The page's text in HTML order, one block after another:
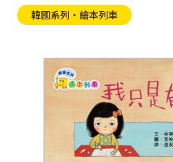
韓國系列‧繪本列車